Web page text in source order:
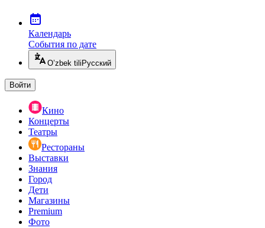
Календарь
События по дате
O’zbek tili Русский
Войти
Кино
Концерты
Театры
Рестораны
Выставки
Знания
Город
Дети
Магазины
Premium
Фото